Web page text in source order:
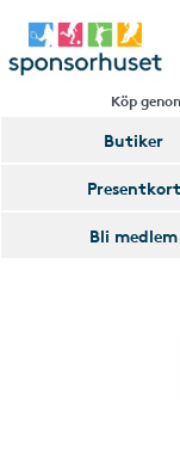
Köp
Butiker
Presentkort
Bli medlem